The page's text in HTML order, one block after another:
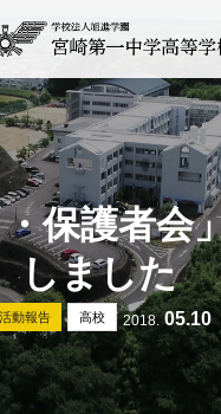
保護者会
しました
活動報告 高校 2018.05.10